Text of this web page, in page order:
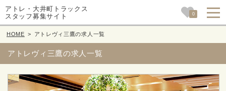
アトレ・大井町トラックス
スタッフ募集サイト
0
HOME > アトレヴィ三鷹の求人一覧
アトレヴィ三鷹の求人一覧